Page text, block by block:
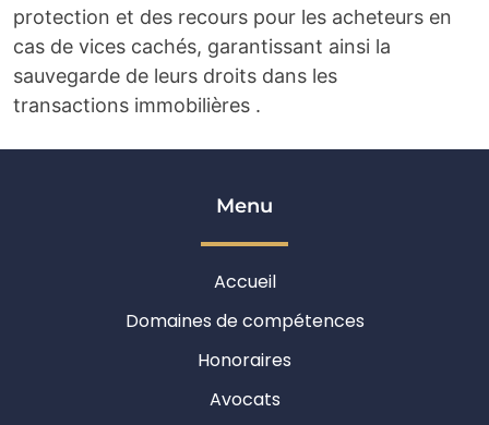
protection et des recours pour les acheteurs en
cas de vices cachés, garantissant ainsi la
sauvegarde de leurs droits dans les
transactions immobilières .
Menu
Accueil
Domaines de compétences
Honoraires
Avocats